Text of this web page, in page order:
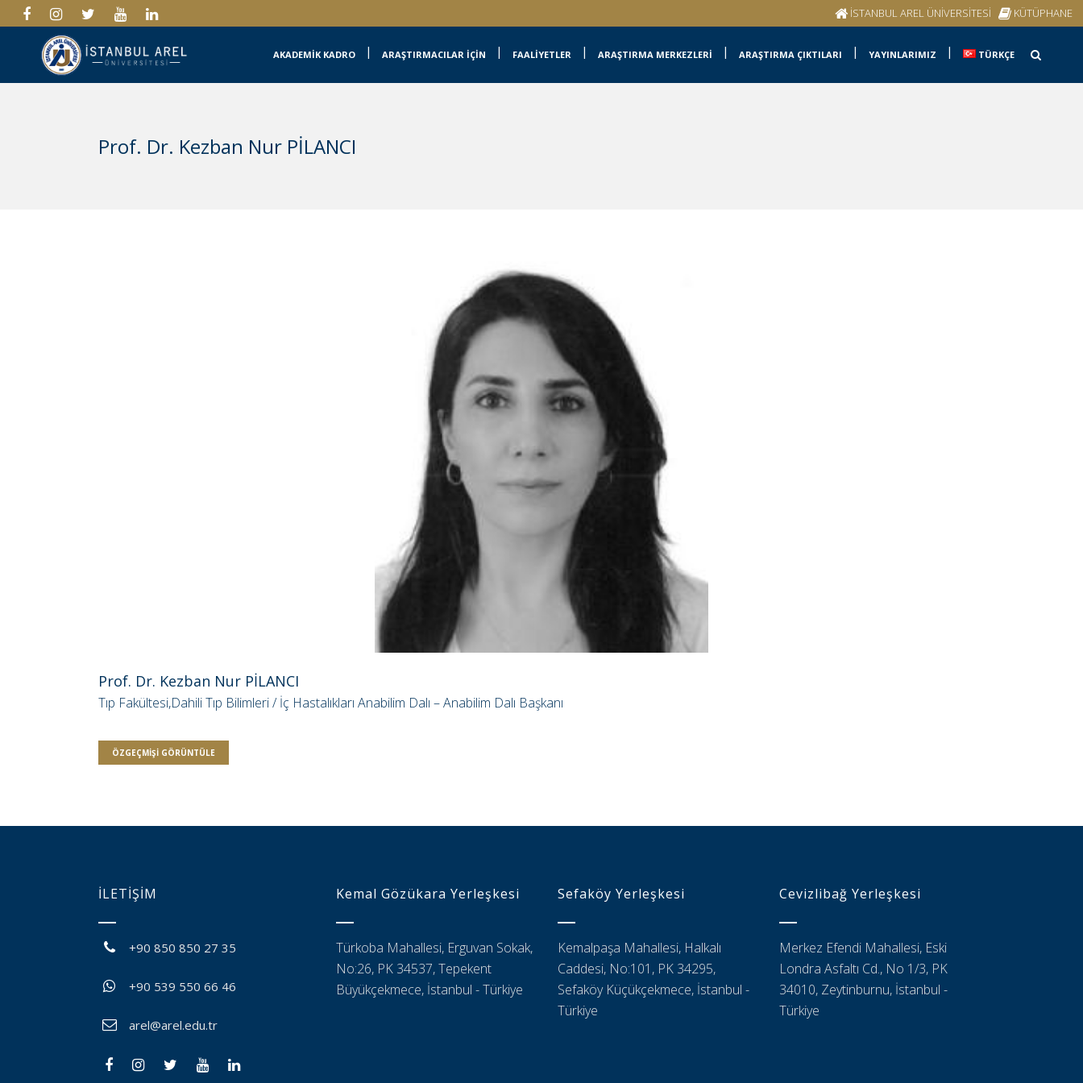
İSTANBUL AREL ÜNİVERSİTESİ KÜTÜPHANE
AKADEMİK KADRO ARAŞTIRMACILAR İÇİN FAALİYETLER ARAŞTIRMA MERKEZLERİ ARAŞTIRMA ÇIKTILARI YAYINLARIMIZ TÜRKÇE
Prof. Dr. Kezban Nur PİLANCI
Prof. Dr. Kezban Nur PİLANCI
Tıp Fakültesi,Dahili Tıp Bilimleri / İç Hastalıkları Anabilim Dalı – Anabilim Dalı Başkanı
ÖZGEÇMIŞI GÖRÜNTÜLE
İLETİŞİM
+90 850 850 27 35
+90 539 550 66 46
arel@arel.edu.tr
Kemal Gözükara Yerleşkesi
Türkoba Mahallesi, Erguvan Sokak,
No:26, PK 34537, Tepekent
Büyükçekmece, İstanbul - Türkiye
Sefaköy Yerleşkesi
Kemalpaşa Mahallesi, Halkalı
Caddesi, No:101, PK 34295,
Sefaköy Küçükçekmece, İstanbul -
Türkiye
Cevizlibağ Yerleşkesi
Merkez Efendi Mahallesi, Eski
Londra Asfaltı Cd., No 1/3, PK
34010, Zeytinburnu, İstanbul -
Türkiye